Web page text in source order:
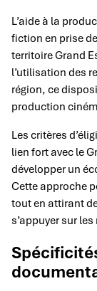
L’aide à la
fiction en prise
territoire Grand
l’utilisation des
région, ce
production
Les critères
lien fort avec le
développer un
Cette approche
tout en attirant
s’appuyer sur